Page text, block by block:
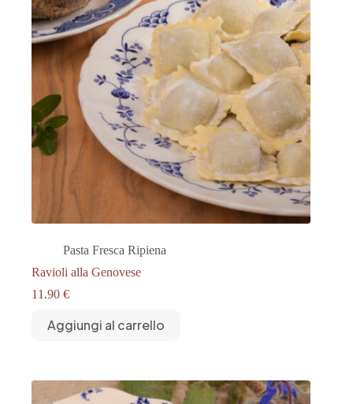
Pasta Fresca Ripiena
Ravioli alla Genovese
11.90 €
Aggiungi al carrello